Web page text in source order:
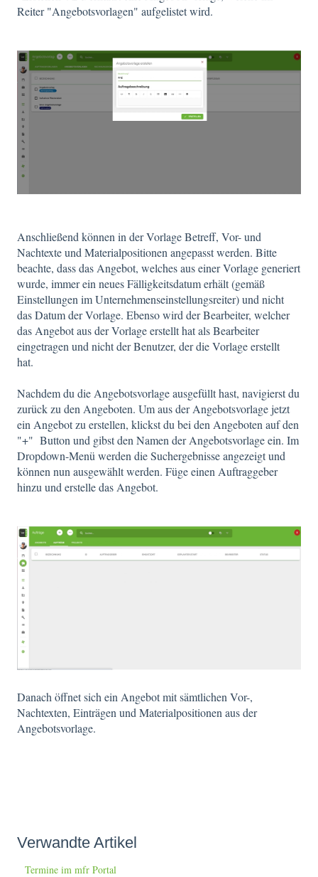
Reiter "Angebotsvorlagen" aufgelistet wird.
Anschließend können in der Vorlage Betreff, Vor- und
Nachtexte und Materialpositionen angepasst werden. Bitte
beachte, dass das Angebot, welches aus einer Vorlage generiert
wurde, immer ein neues Fälligkeitsdatum erhält (gemäß
Einstellungen im Unternehmenseinstellungsreiter) und nicht
das Datum der Vorlage. Ebenso wird der Bearbeiter, welcher
das Angebot aus der Vorlage erstellt hat als Bearbeiter
eingetragen und nicht der Benutzer, der die Vorlage erstellt
hat.
Nachdem du die Angebotsvorlage ausgefüllt hast, navigierst du
zurück zu den Angeboten. Um aus der Angebotsvorlage jetzt
ein Angebot zu erstellen, klickst du bei den Angeboten auf den
"+" Button und gibst den Namen der Angebotsvorlage ein. Im
Dropdown-Menü werden die Suchergebnisse angezeigt und
können nun ausgewählt werden. Füge einen Auftraggeber
hinzu und erstelle das Angebot.
Danach öffnet sich ein Angebot mit sämtlichen Vor-,
Nachtexten, Einträgen und Materialpositionen aus der
Angebotsvorlage.
Verwandte Artikel
Termine im mfr Portal